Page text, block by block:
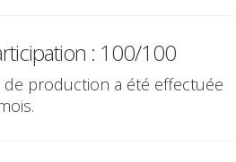
: 100/100
de production a été effectuée